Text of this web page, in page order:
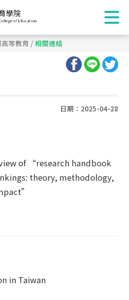
等教育 / 相關連結
日期：2025-04-28
of “research handbook
theory, methodology,
in Taiwan